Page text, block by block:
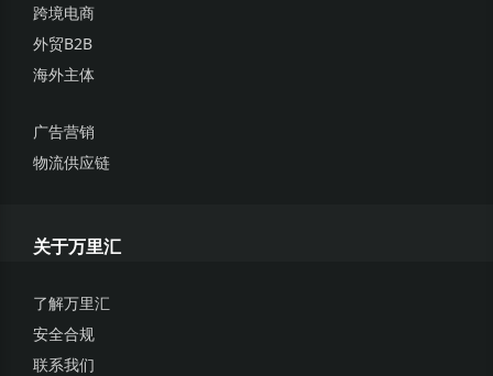
跨境电商
外贸B2B
海外主体
广告营销
物流供应链
关于万里汇
了解万里汇
安全合规
联系我们